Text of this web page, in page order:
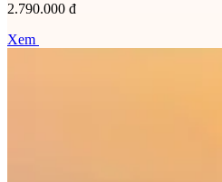
2.790.000 đ
Xem